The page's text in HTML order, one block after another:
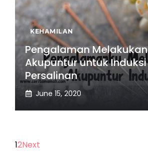
KEHAMILAN
Pengalaman Melakukan
Akupuntur untuk Induksi
Persalinan
June 15, 2020
12Next